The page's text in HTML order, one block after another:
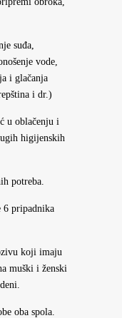
suđa,
vode,
i glačanja
i dr.)
u oblačenju i
higijenskih
potreba.
6 pripadnika
koji imaju
muški i ženski
oba spola.